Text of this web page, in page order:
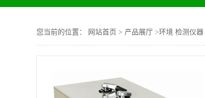
您当前的位置： 网站首页 > 产品展厅 >环境 检测仪器